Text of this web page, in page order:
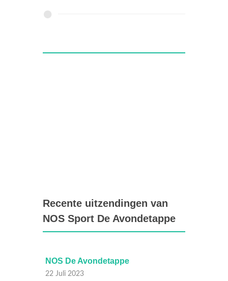
Recente uitzendingen van
NOS Sport De Avondetappe
NOS De Avondetappe
22 Juli 2023